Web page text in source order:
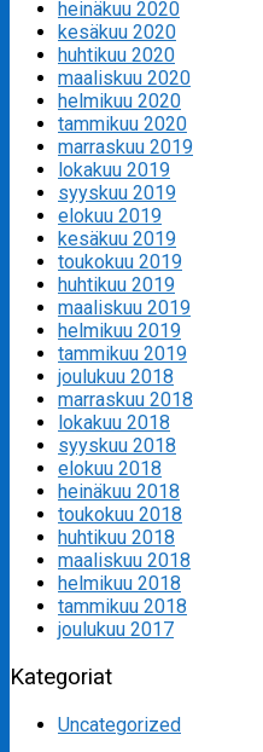
heinäkuu 2020
kesäkuu 2020
huhtikuu 2020
maaliskuu 2020
helmikuu 2020
tammikuu 2020
marraskuu 2019
lokakuu 2019
syyskuu 2019
elokuu 2019
kesäkuu 2019
toukokuu 2019
huhtikuu 2019
maaliskuu 2019
helmikuu 2019
tammikuu 2019
joulukuu 2018
marraskuu 2018
lokakuu 2018
syyskuu 2018
elokuu 2018
heinäkuu 2018
toukokuu 2018
huhtikuu 2018
maaliskuu 2018
helmikuu 2018
tammikuu 2018
joulukuu 2017
Kategoriat
Uncategorized